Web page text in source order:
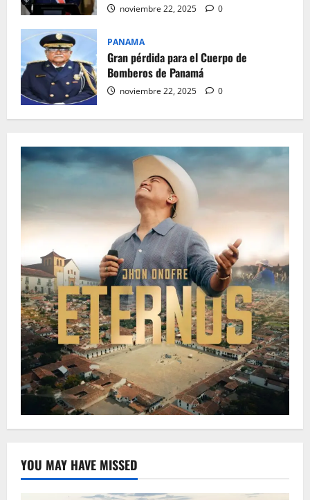
noviembre 22, 2025 0
PANAMA
Gran pérdida para el Cuerpo de
Bomberos de Panamá
noviembre 22, 2025 0
YOU MAY HAVE MISSED